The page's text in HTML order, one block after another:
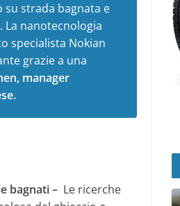
su strada bagnata e
nanotecnologia
specialista Nokian
grazie a una
manager
bagnati – Le ricerche